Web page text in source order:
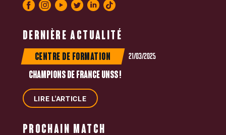
DERNIÈRE ACTUALITÉ
CENTRE DE FORMATION 21/03/2025
CHAMPIONS DE FRANCE UNSS !
LIRE L'ARTICLE
PROCHAIN MATCH